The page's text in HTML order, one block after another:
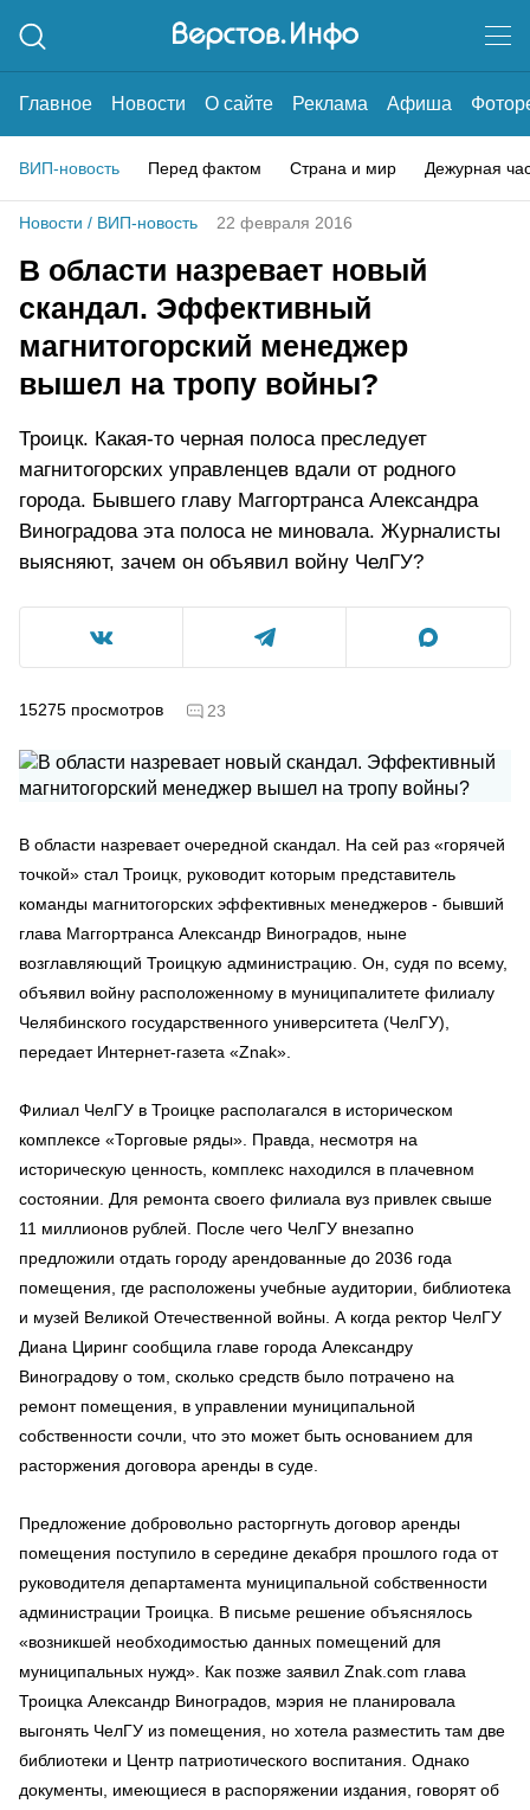
Главное Новости О сайте Реклама Афиша
ВИП-новость Перед фактом Страна и мир Дежурная
Новости / ВИП-новость 22 февраля 2016
В области назревает новый
скандал. Эффективный
магнитогорский менеджер
вышел на тропу войны?
Троицк. Какая-то черная полоса преследует
магнитогорских управленцев вдали от родного
города. Бывшего главу Маггортранса Александра
Виноградова эта полоса не миновала. Журналисты
выясняют, зачем он объявил войну ЧелГУ?
15275 просмотров 23
В области назревает очередной скандал. На сей раз «горячей
точкой» стал Троицк, руководит которым представитель
команды магнитогорских эффективных менеджеров - бывший
глава Маггортранса Александр Виноградов, ныне
возглавляющий Троицкую администрацию. Он, судя по всему,
объявил войну расположенному в муниципалитете филиалу
Челябинского государственного университета (ЧелГУ),
передает Интернет-газета «Znak».
Филиал ЧелГУ в Троицке располагался в историческом
комплексе «Торговые ряды». Правда, несмотря на
историческую ценность, комплекс находился в плачевном
состоянии. Для ремонта своего филиала вуз привлек свыше
11 миллионов рублей. После чего ЧелГУ внезапно
предложили отдать городу арендованные до 2036 года
помещения, где расположены учебные аудитории, библиотека
и музей Великой Отечественной войны. А когда ректор ЧелГУ
Диана Циринг сообщила главе города Александру
Виноградову о том, сколько средств было потрачено на
ремонт помещения, в управлении муниципальной
собственности сочли, что это может быть основанием для
расторжения договора аренды в суде.
Предложение добровольно расторгнуть договор аренды
помещения поступило в середине декабря прошлого года от
руководителя департамента муниципальной собственности
администрации Троицка. В письме решение объяснялось
«возникшей необходимостью данных помещений для
муниципальных нужд». Как позже заявил Znak.com глава
Троицка Александр Виноградов, мэрия не планировала
выгонять ЧелГУ из помещения, но хотела разместить там две
библиотеки и Центр патриотического воспитания. Однако
документы, имеющиеся в распоряжении издания, говорят об